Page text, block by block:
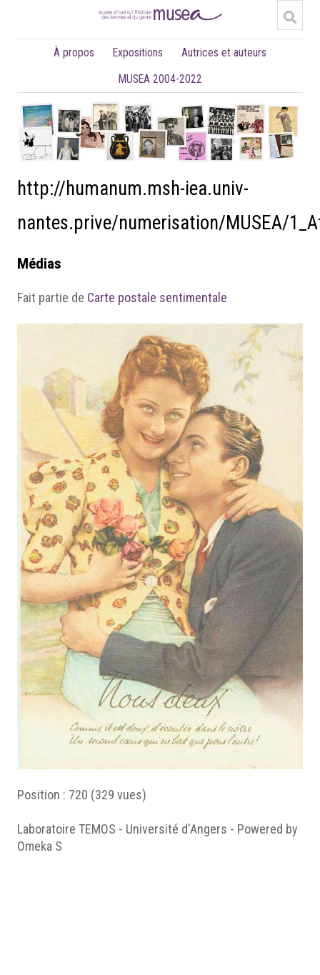
À propos Expositions
Autrices et auteurs
MUSEA 2004-2022
http://humanum.msh-iea.univ-
nantes.prive/numerisation/MUSEA/
Médias
Fait partie de Carte postale sentimentale
Position : 720 (329 vues)
Laboratoire TEMOS - Université d'Angers - Powered by
Omeka S